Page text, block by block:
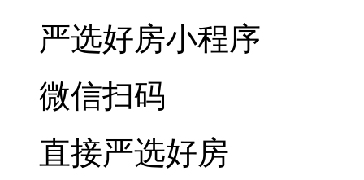
严选好房小程序
微信扫码
直接严选好房